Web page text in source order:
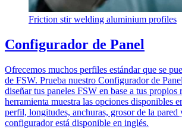
Friction stir welding aluminium profiles
Configurador de Panel
Ofrecemos muchos perfiles estándar que se
de FSW. Prueba nuestro Configurador de
diseñar tus paneles FSW en base a tus propios
herramienta muestra las opciones disponibles
perfil, longitudes, anchuras, grosor de la pared
configurador está disponible en inglés.